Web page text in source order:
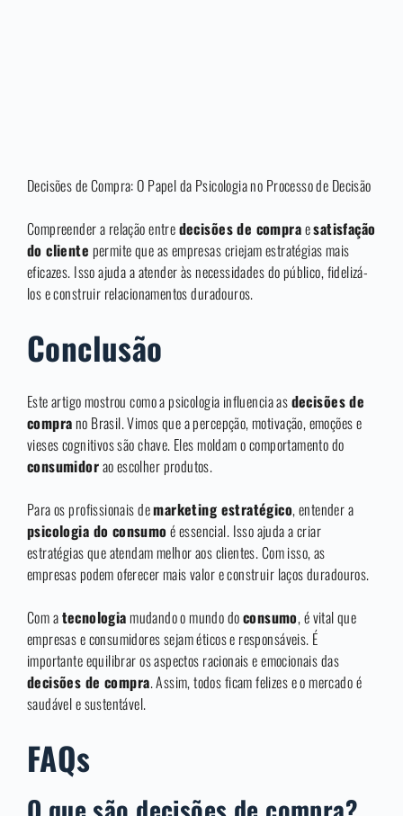
Decisões de Compra: O Papel da Psicologia no Processo de Decisão
Compreender a relação entredecisões de compraesatisfação
do cliente permite que as empresas criejam estratégias mais
eficazes. Isso ajuda a atender às necessidades do público, fidelizá-
los e construir relacionamentos duradouros.
Conclusão
Este artigo mostrou como a psicologia influencia asdecisões de
comprano Brasil. Vimos que a percepção, motivação, emoções e
vieses cognitivos são chave. Eles moldam o comportamento do
consumidorao escolher produtos.
Para os profissionais demarketing estratégico, entender a
psicologia do consumoé essencial. Isso ajuda a criar
estratégias que atendam melhor aos clientes. Com isso, as
empresas podem oferecer mais valor e construir laços duradouros.
Com atecnologiamudando o mundo doconsumo, é vital que
empresas e consumidores sejam éticos e responsáveis. É
importante equilibrar os aspectos racionais e emocionais das
decisões de compra. Assim, todos ficam felizes e o mercado é
saudável e sustentável.
FAQs